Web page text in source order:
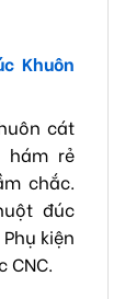
Khuôn
cát
hám rẻ
chắc.
đúc
kiện
CNC.